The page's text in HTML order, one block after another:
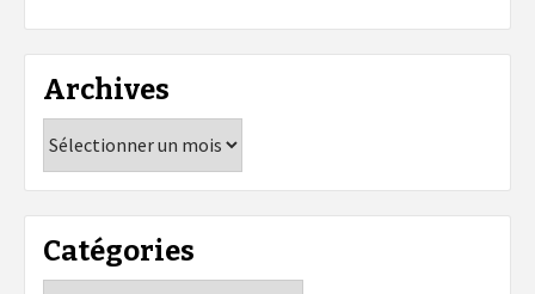
Archives
Catégories